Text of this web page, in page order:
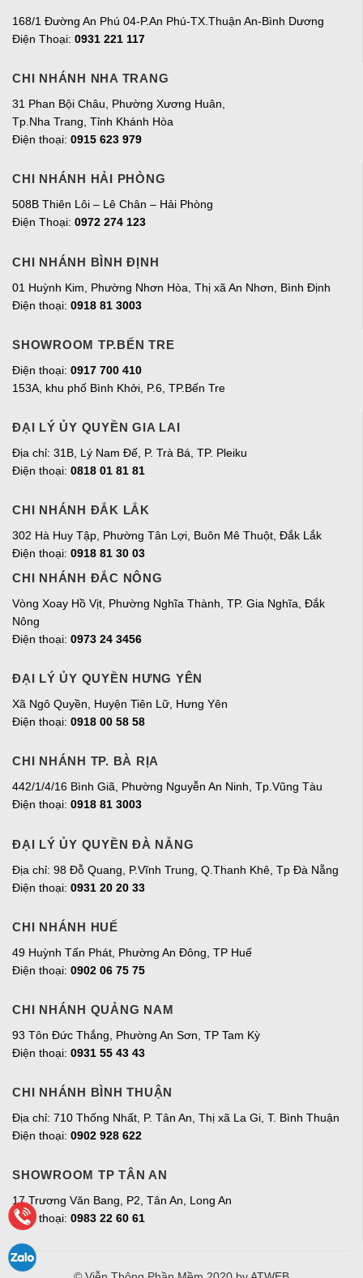
168/1 Đường An Phú 04-P.An Phú-TX.Thuận An-Bình Dương
Điện Thoại: 0931 221 117
CHI NHÁNH NHA TRANG
31 Phan Bội Châu, Phường Xương Huân,
Tp.Nha Trang, Tỉnh Khánh Hòa
Điện thoại: 0915 623 979
CHI NHÁNH HẢI PHÒNG
508B Thiên Lôi – Lê Chân – Hải Phòng
Điện Thoại: 0972 274 123
CHI NHÁNH BÌNH ĐỊNH
01 Huỳnh Kim, Phường Nhơn Hòa, Thị xã An Nhơn, Bình Định
Điện thoại: 0918 81 3003
SHOWROOM TP.BẾN TRE
Điện thoại: 0917 700 410
153A, khu phố Bình Khởi, P.6, TP.Bến Tre
ĐẠI LÝ ỦY QUYỀN GIA LAI
Địa chỉ: 31B, Lý Nam Đế, P. Trà Bá, TP. Pleiku
Điện thoại: 0818 01 81 81
CHI NHÁNH ĐẮK LẮK
302 Hà Huy Tập, Phường Tân Lợi, Buôn Mê Thuột, Đắk Lắk
Điện thoại: 0918 81 30 03
CHI NHÁNH ĐẮC NÔNG
Vòng Xoay Hồ Vịt, Phường Nghĩa Thành, TP. Gia Nghĩa, Đắk
Nông
Điện thoại: 0973 24 3456
ĐẠI LÝ ỦY QUYỀN HƯNG YÊN
Xã Ngô Quyền, Huyện Tiên Lữ, Hưng Yên
Điện thoại: 0918 00 58 58
CHI NHÁNH TP. BÀ RỊA
442/1/4/16 Bình Giã, Phường Nguyễn An Ninh, Tp.Vũng Tàu
Điện thoại: 0918 81 3003
ĐẠI LÝ ỦY QUYỀN ĐÀ NẴNG
Địa chỉ: 98 Đỗ Quang, P.Vĩnh Trung, Q.Thanh Khê, Tp Đà Nẵng
Điện thoại: 0931 20 20 33
CHI NHÁNH HUẾ
49 Huỳnh Tấn Phát, Phường An Đông, TP Huế
Điện thoại: 0902 06 75 75
CHI NHÁNH QUẢNG NAM
93 Tôn Đức Thắng, Phường An Sơn, TP Tam Kỳ
Điện thoại: 0931 55 43 43
CHI NHÁNH BÌNH THUẬN
Địa chỉ: 710 Thống Nhất, P. Tân An, Thị xã La Gi, T. Bình Thuận
Điện thoại: 0902 928 622
SHOWROOM TP TÂN AN
17 Trương Văn Bang, P2, Tân An, Long An
Điện thoại: 0983 22 60 61